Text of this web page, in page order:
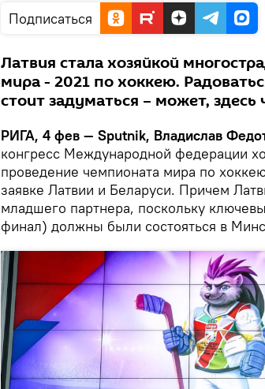
Подписаться
Латвия стала хозяйкой
мира - 2021 по хоккею.
стоит задуматься – может, здесь
РИГА, 4 фев — Sputnik, Владислав
конгресс Международной федерации
проведение чемпионата мира по
заявке Латвии и Беларуси. Причем
младшего партнера, поскольку
финал) должны были состояться в